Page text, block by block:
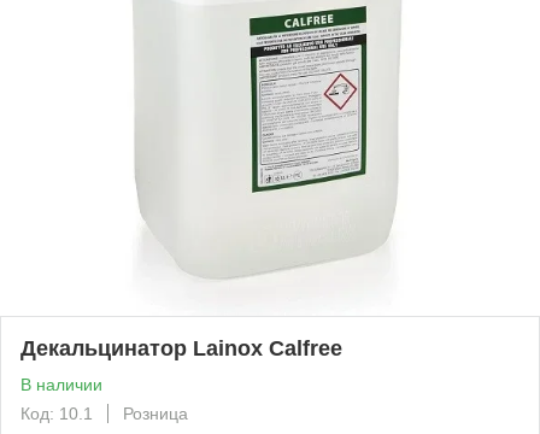
Декальцинатор Lainox Calfree
В наличии
Код: 10.1
Розница